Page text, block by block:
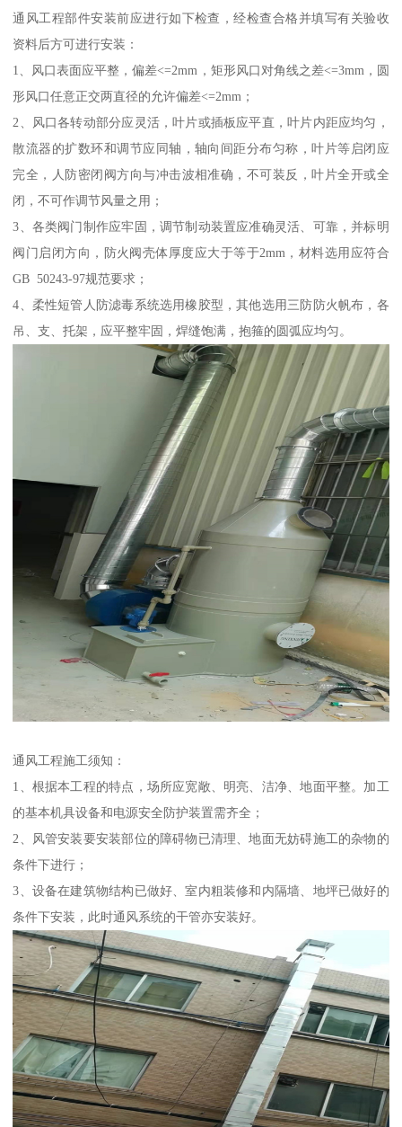
通风工程部件安装前应进行如下检查，经检查合格并填写有关验收
资料后方可进行安装：
1、风口表面应平整，偏差<=2mm，矩形风口对角线之差<=3mm，圆
形风口任意正交两直径的允许偏差<=2mm；
2、风口各转动部分应灵活，叶片或插板应平直，叶片内距应均匀，
散流器的扩数环和调节应同轴，轴向间距分布匀称，叶片等启闭应
完全，人防密闭阀方向与冲击波相准确，不可装反，叶片全开或全
闭，不可作调节风量之用；
3、各类阀门制作应牢固，调节制动装置应准确灵活、可靠，并标明
阀门启闭方向，防火阀壳体厚度应大于等于2mm，材料选用应符合
GB 50243-97规范要求；
4、柔性短管人防滤毒系统选用橡胶型，其他选用三防防火帆布，各
吊、支、托架，应平整牢固，焊缝饱满，抱箍的圆弧应均匀。
通风工程施工须知：
1、根据本工程的特点，场所应宽敞、明亮、洁净、地面平整。加工
的基本机具设备和电源安全防护装置需齐全；
2、风管安装要安装部位的障碍物已清理、地面无妨碍施工的杂物的
条件下进行；
3、设备在建筑物结构已做好、室内粗装修和内隔墙、地坪已做好的
条件下安装，此时通风系统的干管亦安装好。